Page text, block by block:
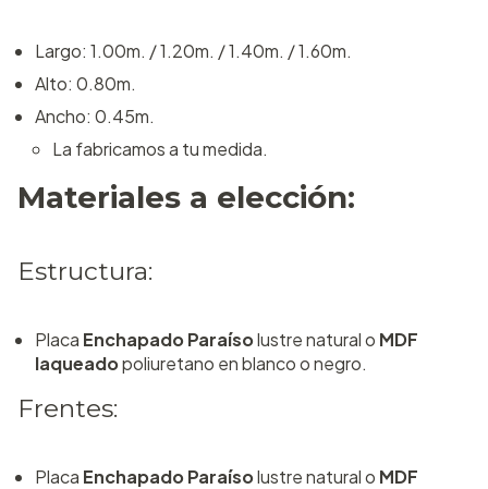
Largo: 1.00m. / 1.20m. / 1.40m. / 1.60m.
Alto: 0.80m.
Ancho: 0.45m.
La fabricamos a tu medida.
Materiales a elección:
Estructura:
Placa Enchapado Paraísolustre natural o MDF
laqueadopoliuretano en blanco o negro.
Frentes:
Placa Enchapado Paraísolustre natural o MDF